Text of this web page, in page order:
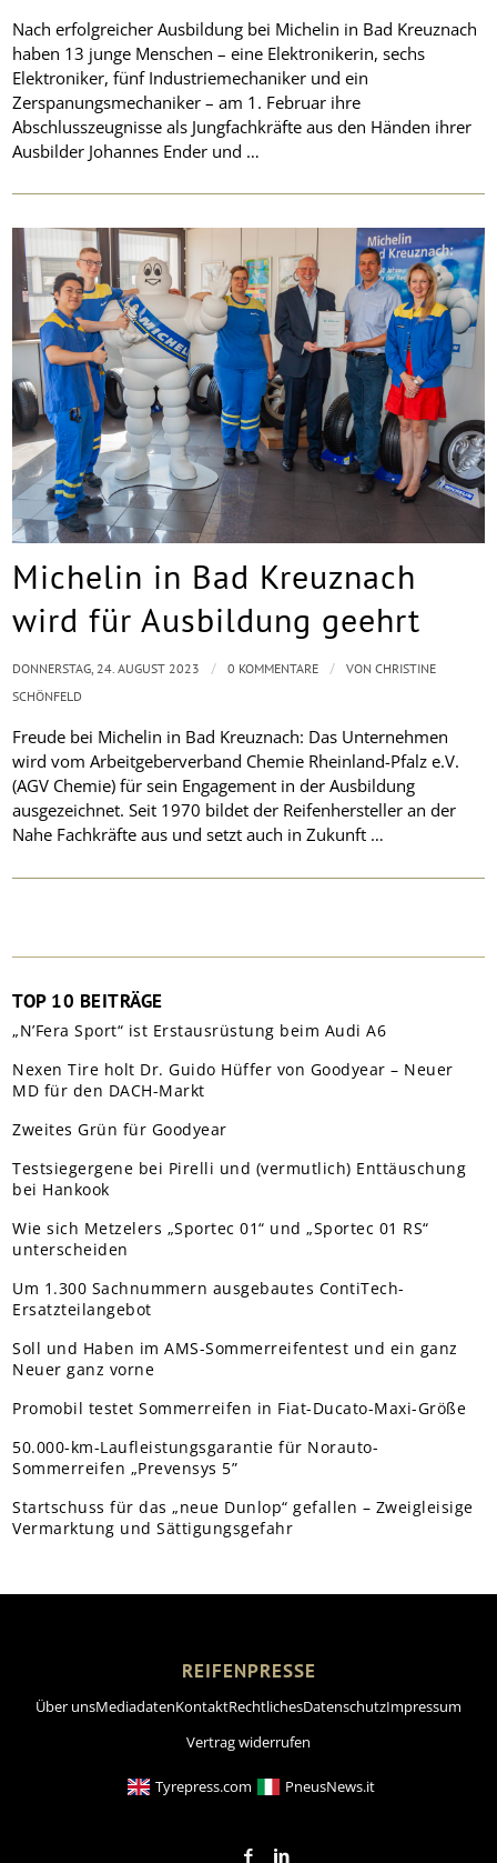
Nach erfolgreicher Ausbildung bei Michelin in Bad Kreuznach
haben 13 junge Menschen – eine Elektronikerin, sechs
Elektroniker, fünf Industriemechaniker und ein
Zerspanungsmechaniker – am 1. Februar ihre
Abschlusszeugnisse als Jungfachkräfte aus den Händen ihrer
Ausbilder Johannes Ender und …
Michelin in Bad Kreuznach
wird für Ausbildung geehrt
Freude bei Michelin in Bad Kreuznach: Das Unternehmen
wird vom Arbeitgeberverband Chemie Rheinland-Pfalz e.V.
(AGV Chemie) für sein Engagement in der Ausbildung
ausgezeichnet. Seit 1970 bildet der Reifenhersteller an der
Nahe Fachkräfte aus und setzt auch in Zukunft …
DONNERSTAG, 24. AUGUST 2023 / 0 KOMMENTARE / VONCHRISTINE
SCHÖNFELD
TOP 10 BEITRÄGE
„N’Fera Sport“ ist Erstausrüstung beim Audi A6
Nexen Tire holt Dr. Guido Hüffer von Goodyear – Neuer
MD für den DACH-Markt
Zweites Grün für Goodyear
Testsiegergene bei Pirelli und (vermutlich) Enttäuschung
bei Hankook
Wie sich Metzelers „Sportec 01“ und „Sportec 01 RS“
unterscheiden
Um 1.300 Sachnummern ausgebautes ContiTech-
Ersatzteilangebot
Soll und Haben im AMS-Sommerreifentest und ein ganz
Neuer ganz vorne
Promobil testet Sommerreifen in Fiat-Ducato-Maxi-Größe
50.000-km-Laufleistungsgarantie für Norauto-
Sommerreifen „Prevensys 5”
Startschuss für das „neue Dunlop“ gefallen – Zweigleisige
Vermarktung und Sättigungsgefahr
REIFENPRESSE
Über unsMediadatenKontaktRechtlichesDatenschutzImpressum
Vertrag widerrufen
Tyrepress.com PneusNews.it